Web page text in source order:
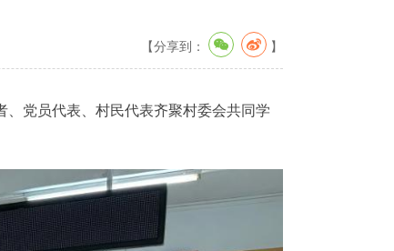
【分享到： 】
党员代表、村民代表齐聚村委会共同学